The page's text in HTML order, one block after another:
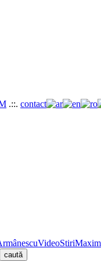
.::. contact
VideoStiri